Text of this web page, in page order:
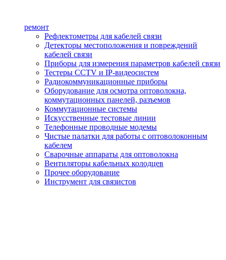
ремонт
Рефлектометры для кабелей связи
Детекторы местоположения и повреждений
кабелей связи
Приборы для измерения параметров кабелей связи
Тестеры CCTV и IP-видеосистем
Радиокоммуникационные приборы
Оборудование для осмотра оптоволокна,
коммутационных панелей, разъемов
Коммутационные системы
Искусственные тестовые линии
Телефонные проводные модемы
Чистые палатки для работы с оптоволоконным
кабелем
Сварочные аппараты для оптоволокна
Вентиляторы кабельных колодцев
Прочее оборудование
Инструмент для связистов